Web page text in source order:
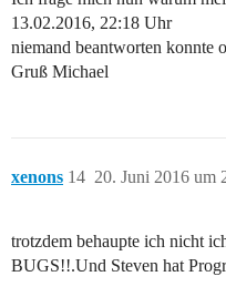
13.02.2016, 22:18 Uhr
niemand beantworten konnte
Gruß Michael
xenons 20. Juni 2016 um
14
trotzdem behaupte ich nicht
BUGS!!.Und Steven hat